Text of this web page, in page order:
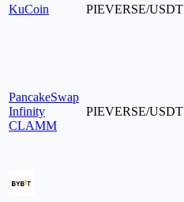
KuCoin PIEVERSE/USDT
PancakeSwap
Infinity
CLAMM
PIEVERSE/USDT